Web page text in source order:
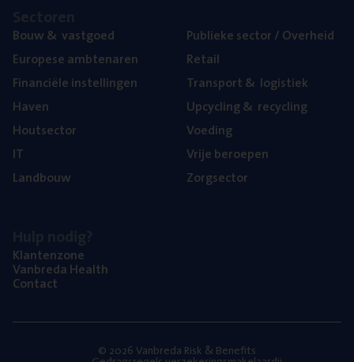
Bouw& vastgoed
Euro­pe­se ambtenaren
Finan­ci­ë­le instellingen
Haven
Hout­sec­tor
IT
Land­bouw
Publie­ke sec­tor / Overheid
Retail
Trans­port& logistiek
Upcy­cling& recycling
Voe­ding
Vrije beroe­pen
Zorg­sec­tor
Klan­ten­zo­ne
Van­b­re­da Health
Con­tact
© 2026 Vanbreda Risk & Benefits